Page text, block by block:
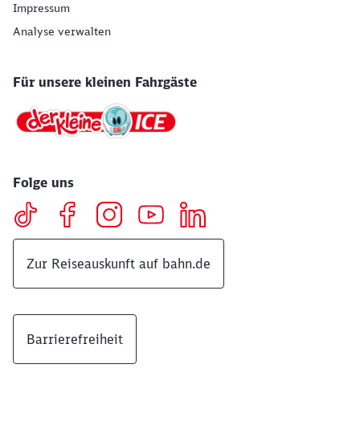
Impressum
Analyse verwalten
Für unsere kleinen Fahrgäste
Folge uns
Zur Reiseauskunft auf bahn.de
Barrierefreiheit